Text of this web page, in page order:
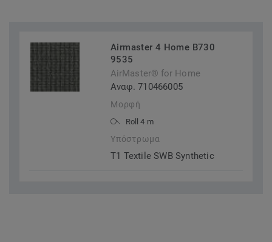
Airmaster 4 Home B730
9535
AirMaster® for Home
Αναφ. 710466005
Μορφή
Roll 4 m
Υπόστρωμα
T1 Textile SWB Synthetic